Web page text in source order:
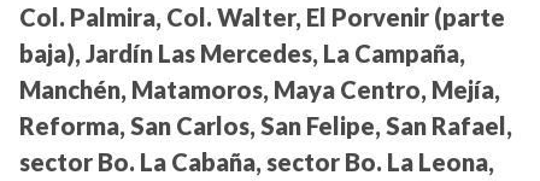
Col. Palmira, Col. Walter, El Porvenir (parte
baja), Jardín Las Mercedes, La Campaña,
Manchén, Matamoros, Maya Centro, Mejía,
Reforma, San Carlos, San Felipe, San Rafael,
sector Bo. La Cabaña, sector Bo. La Leona,